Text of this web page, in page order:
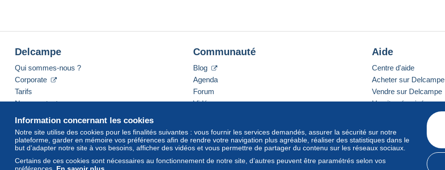
Artikel eingestellt mit dem w+h GmbH Delcampe-Service
Information concernant les cookies
Notre site utilise des cookies pour les finalités suivantes : vous fournir les services demandés, assurer la sécurité sur notre
plateforme, garder en mémoire vos préférences afin de rendre votre navigation plus agréable, réaliser des statistiques dans le
but d’adapter notre site à vos besoins, afficher des vidéos et vous permettre de partager du contenu sur les réseaux sociaux.
Certains de ces cookies sont nécessaires au fonctionnement de notre site, d’autres peuvent être paramétrés selon vos
préférences. En savoir plus
Delcampe
Qui sommes-nous ?
Corporate
Tarifs
Nous contacter
Communauté
Blog
Agenda
Forum
Vidéos
Aide
Centre d'aide
Acheter sur Delcampe
Vendre sur Delcampe
Un site sécurisé
Français USD America/Indiana/Vevay Mode standard